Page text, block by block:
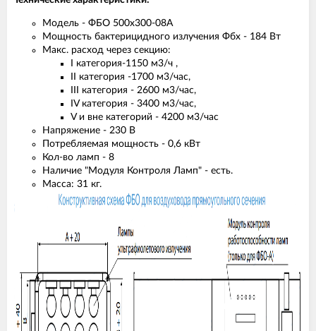
Модель - ФБО 500х300-08A
Мощность бактерицидного излучения Фбх - 184 Вт
Макс. расход через секцию:
I категория-1150 м3/ч ,
II категория -1700 м3/час,
III категория - 2600 м3/час,
IV категория - 3400 м3/час,
V и вне категорий - 4200 м3/час
Напряжение - 230 B
Потребляемая мощность - 0,6 кВт
Кол-во ламп - 8
Наличие "Модуля Контроля Ламп" - есть.
Масса: 31 кг.